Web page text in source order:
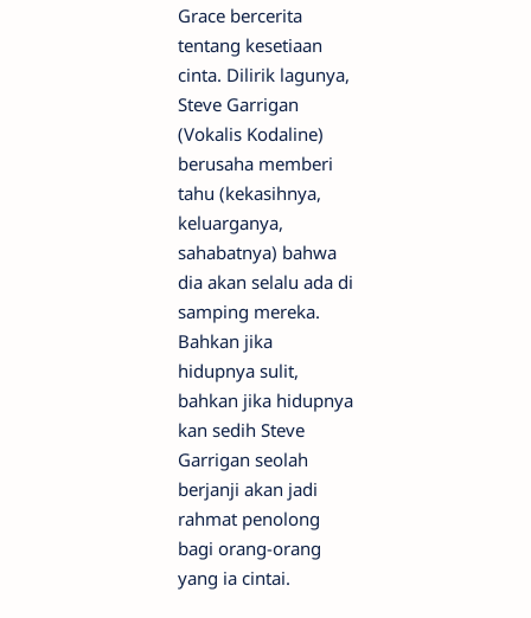
Grace bercerita
tentang kesetiaan
cinta. Dilirik lagunya,
Steve Garrigan
(Vokalis Kodaline)
berusaha memberi
tahu (kekasihnya,
keluarganya,
sahabatnya) bahwa
dia akan selalu ada di
samping mereka.
Bahkan jika
hidupnya sulit,
bahkan jika hidupnya
kan sedih Steve
Garrigan seolah
berjanji akan jadi
rahmat penolong
bagi orang-orang
yang ia cintai.